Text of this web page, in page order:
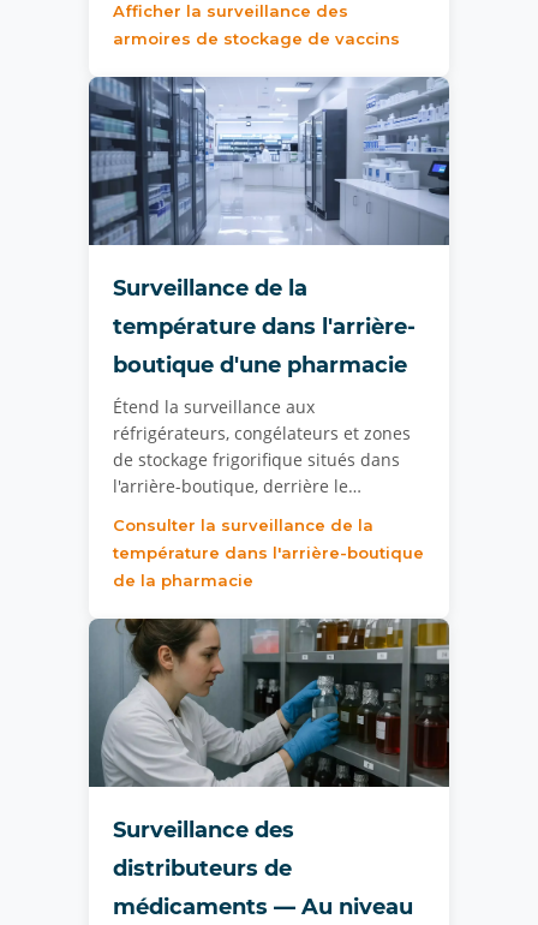
Afficher la surveillance des
armoires de stockage de vaccins
Surveillance de la
température dans l'arrière-
boutique d'une pharmacie
Étend la surveillance aux
réfrigérateurs, congélateurs et zones
de stockage frigorifique situés dans
l'arrière-boutique, derrière le…
Consulter la surveillance de la
température dans l'arrière-boutique
de la pharmacie
Surveillance des
distributeurs de
médicaments — Au niveau